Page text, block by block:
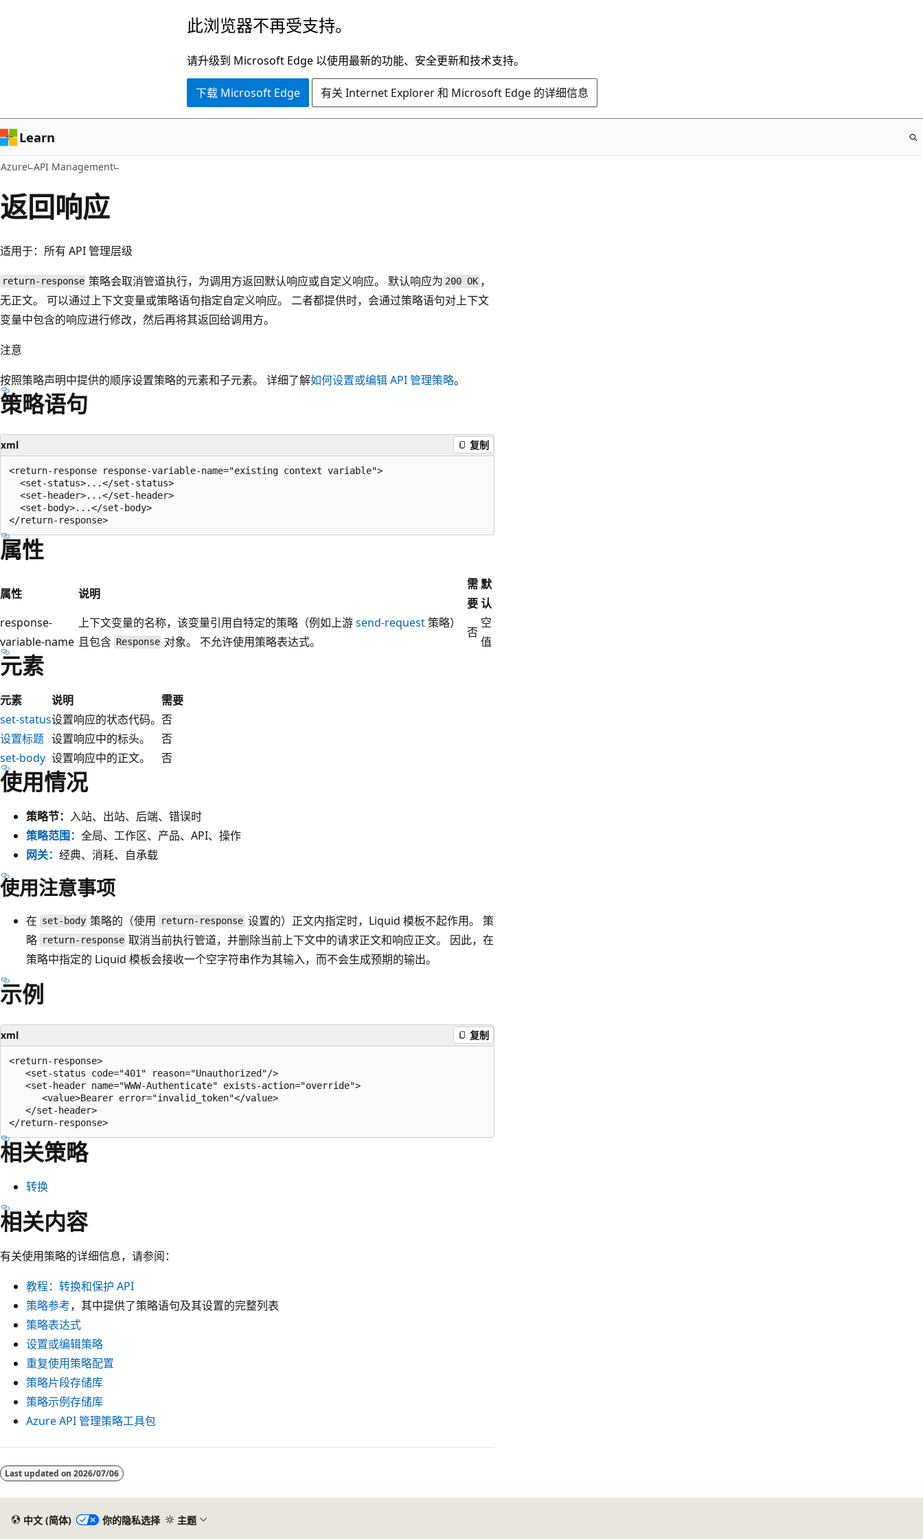
容
此浏览器不再受支持。
请升级到 Microsoft Edge 以使用最新的功能、安全更新和技术支持。
下载 Microsoft Edge 有关 Internet Explorer 和 Microsoft Edge 的详细信息
Learn
Azure API Management
返回响应
适用于：所有 API 管理层级
return-response 策略会取消管道执行，为调用方返回默认响应或自定义响应。 默认响应为 200 OK ，
无正文。 可以通过上下文变量或策略语句指定自定义响应。 二者都提供时，会通过策略语句对上下文
变量中包含的响应进行修改，然后再将其返回给调用方。
注意
按照策略声明中提供的顺序设置策略的元素和子元素。 详细了解如何设置或编辑 API 管理策略。
策略语句
xml 复制
<return-response response-variable-name="existing context variable">
  <set-status>...</set-status>
  <set-header>...</set-header>
  <set-body>...</set-body>
属性
属性 说明
需
要
默
认
response-
variable-name
上下文变量的名称，该变量引用自特定的策略（例如上游send-request策略）
且包含 Response 对象。 不允许使用策略表达式。
否
空
值
元素
元素 说明
需要
set-status设置响应的状态代码。 否
设置标题 设置响应中的标头。
否
set-body 设置响应中的正文。 否
使用情况
策略节： 入站、出站、后端、错误时
策略范围： 全局、工作区、产品、API、操作
网关： 经典、消耗、自承载
使用注意事项
在 set-body 策略的（使用 return-response 设置的）正文内指定时，Liquid 模板不起作用。 策
略 return-response 取消当前执行管道，并删除当前上下文中的请求正文和响应正文。 因此，在
策略中指定的 Liquid 模板会接收一个空字符串作为其输入，而不会生成预期的输出。
示例
xml 复制
<return-response>
   <set-status code="401" reason="Unauthorized"/>
   <set-header name="WWW-Authenticate" exists-action="override">
      <value>Bearer error="invalid_token"</value>
   </set-header>
相关策略
转换
相关内容
有关使用策略的详细信息，请参阅：
教程：转换和保护 API
策略参考，其中提供了策略语句及其设置的完整列表
策略表达式
设置或编辑策略
重复使用策略配置
策略片段存储库
策略示例存储库
Azure API 管理策略工具包
阅
读Last updated on 2026/07/06
中文 (简体) 你的隐私选择 主题